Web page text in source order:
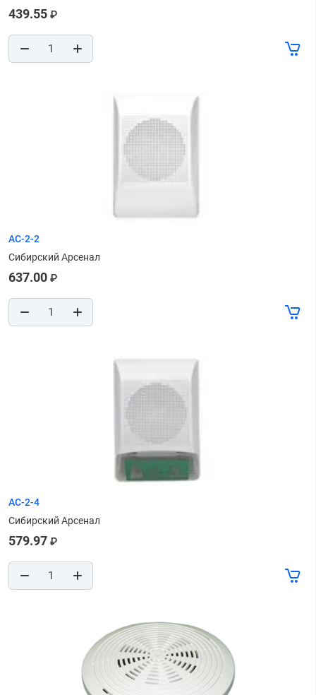
439.55 ₽
АС-2-2
Сибирский Арсенал
637.00 ₽
АС-2-4
Сибирский Арсенал
579.97 ₽